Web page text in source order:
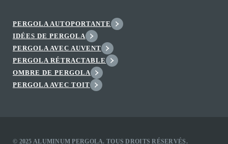
PERGOLA AUTOPORTANTE
IDÉES DE PERGOLA
PERGOLA AVEC AUVENT
PERGOLA RÉTRACTABLE
OMBRE DE PERGOLA
PERGOLA AVEC TOIT
© 2025 ALUMINUM PERGOLA. TOUS DROITS RÉSERVÉS.